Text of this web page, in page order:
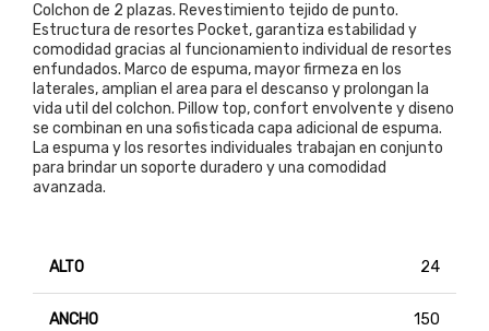
Colchon de 2 plazas. Revestimiento tejido de punto.
Estructura de resortes Pocket, garantiza estabilidad y
comodidad gracias al funcionamiento individual de resortes
enfundados. Marco de espuma, mayor firmeza en los
laterales, amplian el area para el descanso y prolongan la
vida util del colchon. Pillow top, confort envolvente y diseno
se combinan en una sofisticada capa adicional de espuma.
La espuma y los resortes individuales trabajan en conjunto
para brindar un soporte duradero y una comodidad
avanzada.
ALTO 24
ANCHO 150